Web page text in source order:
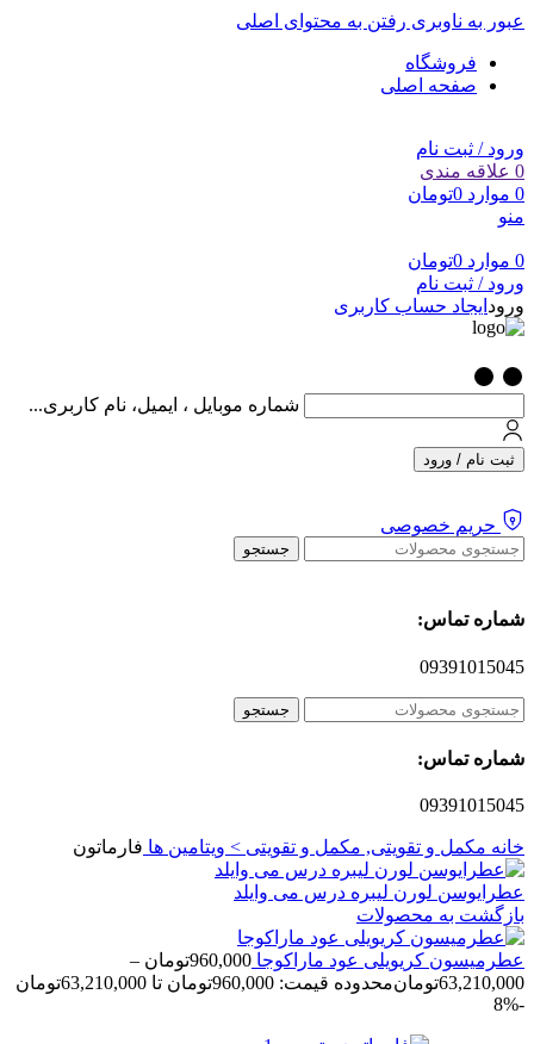
عبور به ناوبری رفتن به محتوای اصلی
فروشگاه
صفحه اصلی
ورود / ثبت نام
0 علاقه مندی
0 موارد 0تومان
منو
0 موارد 0تومان
ورود / ثبت نام
ورود ایجاد حساب کاربری
شماره موبایل ، ایمیل، نام کاربری...
ثبت نام / ورود
حریم خصوصی
جستجو
شماره تماس:
09391015045
جستجو
شماره تماس:
09391015045
خانه مکمل و تقویتی, مکمل و تقویتی > ویتامین ها فارماتون
عطرایوسن لورن لیبره درس می وایلد
بازگشت به محصولات
عطرمیسون کریویلی عود ماراکوجا 960,000تومان –
63,210,000تومانمحدوده قیمت: 960,000تومان تا 63,210,000تومان
-8%